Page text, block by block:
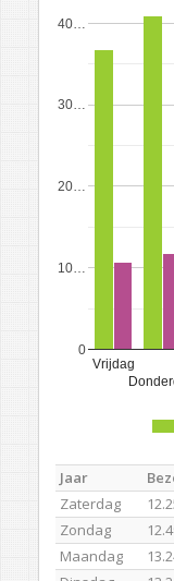
Vrijdag
0
10…
20…
30…
40…
Jaar
Zaterdag
Zondag
Maandag